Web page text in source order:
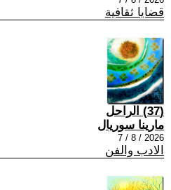
قضايا ثقافية
(37) الراحل
مارينا سوريال
2026 / 8 / 7
الادب والفن